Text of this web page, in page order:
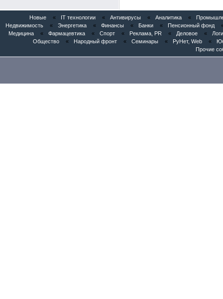
Новые « IT технологии « Антивирусы « Аналитика «
Недвижимость
« Энергетика « Финансы « Банки « Пенсионный фонд
Медицина
« Фармацевтика « Спорт « Реклама, PR « Деловое «
Общество
« Народный фронт « Семинары « РуНет, Web «
Прочие